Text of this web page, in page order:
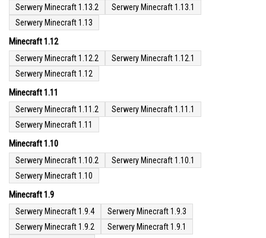
Serwery Minecraft 1.13.2
Serwery Minecraft 1.13.1
Serwery Minecraft 1.13
Minecraft 1.12
Serwery Minecraft 1.12.2
Serwery Minecraft 1.12.1
Serwery Minecraft 1.12
Minecraft 1.11
Serwery Minecraft 1.11.2
Serwery Minecraft 1.11.1
Serwery Minecraft 1.11
Minecraft 1.10
Serwery Minecraft 1.10.2
Serwery Minecraft 1.10.1
Serwery Minecraft 1.10
Minecraft 1.9
Serwery Minecraft 1.9.4
Serwery Minecraft 1.9.3
Serwery Minecraft 1.9.2
Serwery Minecraft 1.9.1